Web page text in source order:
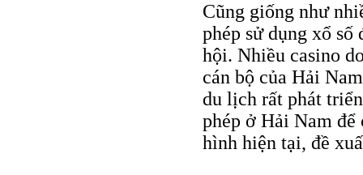
Cũng giống như
phép sử dụng xổ
hội. Nhiều casino
cán bộ của Hải
du lịch rất phát
phép ở Hải Nam
hình hiện tại, đề